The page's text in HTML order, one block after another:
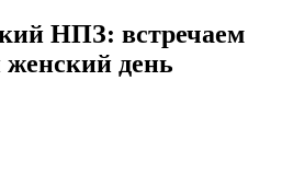
НПЗ: встречаем
день